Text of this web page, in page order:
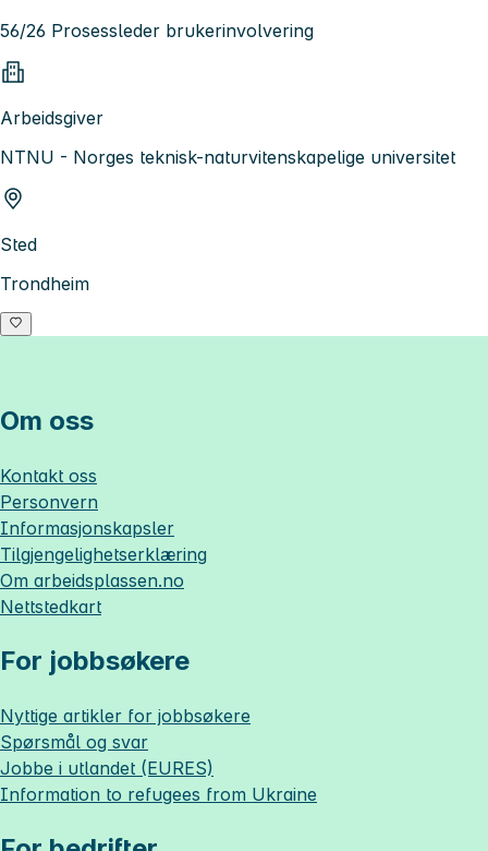
56/26 Prosessleder brukerinvolvering
Arbeidsgiver
NTNU - Norges teknisk-naturvitenskapelige universitet
Sted
Trondheim
Om oss
Kontakt oss
Personvern
Informasjonskapsler
Tilgjengelighetserklæring
Om arbeidsplassen.no
Nettstedkart
For jobbsøkere
Nyttige artikler for jobbsøkere
Spørsmål og svar
Jobbe i utlandet (EURES)
Information to refugees from Ukraine